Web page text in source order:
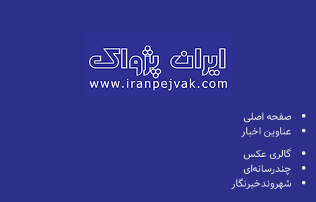
صفحه اصلی
عناوین اخبار
گالری عکس
چندرسانه‌ای
شهروندخبرنگار